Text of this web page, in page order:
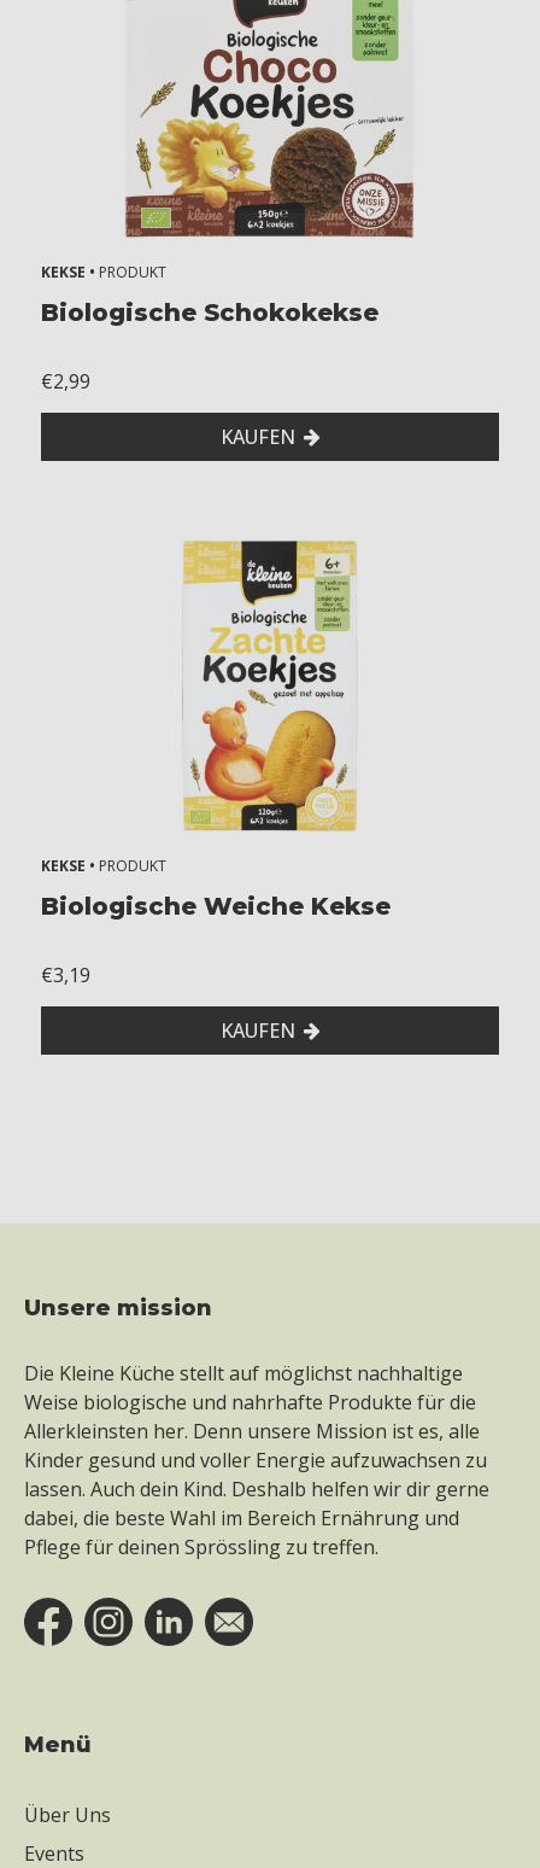
KEKSE • PRODUKT
Biologische Schokokekse
€2,99
KAUFEN
KEKSE • PRODUKT
Biologische Weiche Kekse
€3,19
KAUFEN
Footer
unsere mission
Die Kleine Küche stellt auf möglichst nachhaltige
Weise biologische und nahrhafte Produkte für die
Allerkleinsten her. Denn unsere Mission ist es, alle
Kinder gesund und voller Energie aufzuwachsen zu
lassen. Auch dein Kind. Deshalb helfen wir dir gerne
dabei, die beste Wahl im Bereich Ernährung und
Pflege für deinen Sprössling zu treffen.
Menü
Über Uns
Events